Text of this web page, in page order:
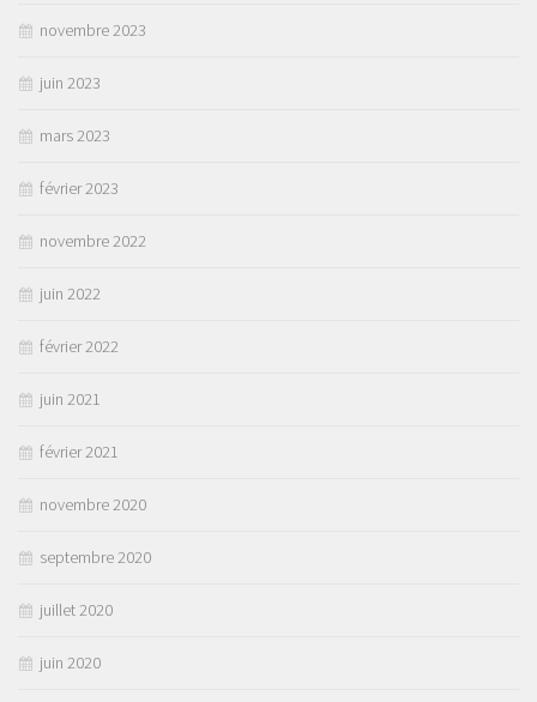
novembre 2023
juin 2023
mars 2023
février 2023
novembre 2022
juin 2022
février 2022
juin 2021
février 2021
novembre 2020
septembre 2020
juillet 2020
juin 2020